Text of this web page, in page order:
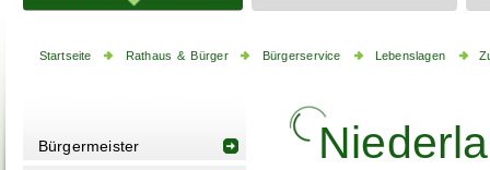
Startseite Rathaus & Bürger Bürgerservice Lebenslagen
Bürgermeister